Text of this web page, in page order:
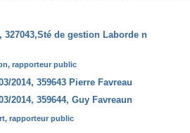
de gestion Laborde n
rapporteur public
2014, 359643 Pierre Favreau
2014, 359644, Guy Favreaun
rapporteur public